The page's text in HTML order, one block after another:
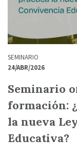
SEMINARIO
24/ABR/2026
Seminario
formación:
la nueva
Educativa?